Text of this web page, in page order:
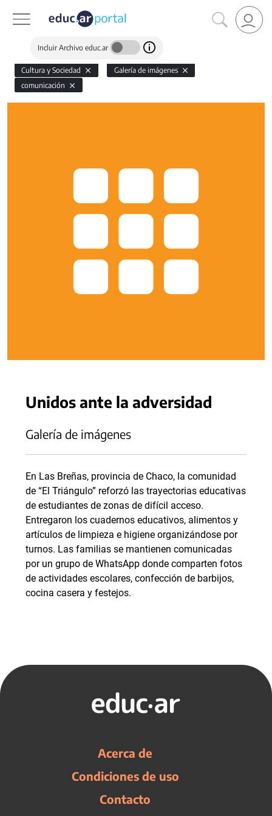
Incluir Archivo educ.ar
Cultura y Sociedad
Galería de imágenes
comunicación
Unidos ante la adversidad
Galería de imágenes
En Las Breñas, provincia de Chaco, la comunidad
de “El Triángulo” reforzó las trayectorias educativas
de estudiantes de zonas de difícil acceso.
Entregaron los cuadernos educativos, alimentos y
artículos de limpieza e higiene organizándose por
turnos. Las familias se mantienen comunicadas
por un grupo de WhatsApp donde comparten fotos
de actividades escolares, confección de barbijos,
cocina casera y festejos.
Acerca de
Condiciones de uso
Contacto